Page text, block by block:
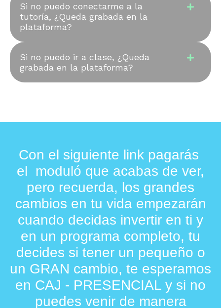
Si no puedo conectarme a la
tutoría, ¿Queda grabada en la
plataforma?
Si no puedo ir a clase, ¿Queda
grabada en la plataforma?
Con el siguiente link pagarás
el moduló que acabas de ver,
pero recuerda, los grandes
cambios en tu vida empezarán
cuando decidas invertir en ti y
en un programa completo, tu
decides si tener un pequeño o
un GRAN cambio, te esperamos
en CAJ - PRESENCIAL y si no
puedes venir de manera